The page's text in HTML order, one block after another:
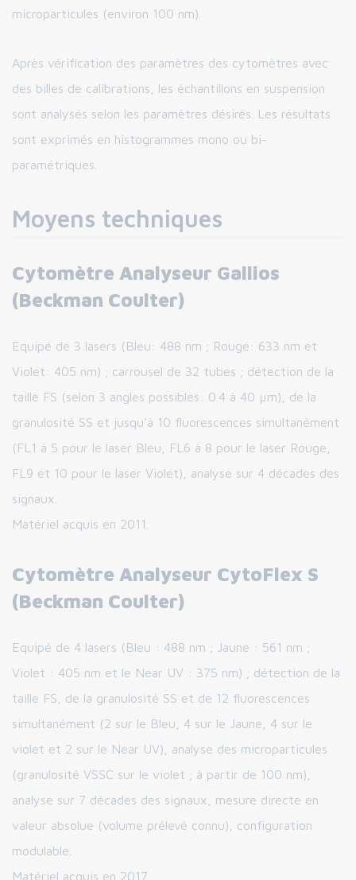
microparticules (environ 100 nm).
Après vérification des paramètres des cytomètres avec
des billes de calibrations, les échantillons en suspension
sont analysés selon les paramètres désirés. Les résultats
sont exprimés en histogrammes mono ou bi-
paramétriques.
Moyens techniques
Cytomètre Analyseur Gallios
(Beckman Coulter)
Equipé de 3 lasers (Bleu: 488 nm ; Rouge: 633 nm et
Violet: 405 nm) ; carrousel de 32 tubes ; détection de la
taille FS (selon 3 angles possibles: 0.4 à 40 µm), de la
granulosité SS et jusqu’à 10 fluorescences simultanément
(FL1 à 5 pour le laser Bleu, FL6 à 8 pour le laser Rouge,
FL9 et 10 pour le laser Violet), analyse sur 4 décades des
signaux.
Matériel acquis en 2011.
Cytomètre Analyseur CytoFlex S
(Beckman Coulter)
Equipé de 4 lasers (Bleu : 488 nm ; Jaune : 561 nm ;
Violet : 405 nm et le Near UV : 375 nm) ; détection de la
taille FS, de la granulosité SS et de 12 fluorescences
simultanément (2 sur le Bleu, 4 sur le Jaune, 4 sur le
violet et 2 sur le Near UV), analyse des microparticules
(granulosité VSSC sur le violet ; à partir de 100 nm),
analyse sur 7 décades des signaux, mesure directe en
valeur absolue (volume prélevé connu), configuration
modulable.
Matériel acquis en 2017.